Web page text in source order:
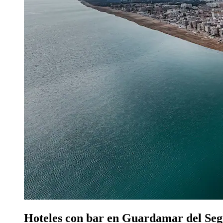
Hoteles con bar en Guardamar del